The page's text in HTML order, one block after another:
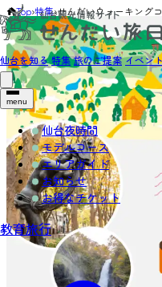
仙台を知る 特集 旅のご提案 イベン
menu
仙台夜時間
モデルコース
エリアガイド
お知らせ
お得なチケット
教育旅行
Top›特集›せんだいウォーキング